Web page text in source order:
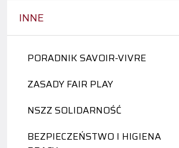
INNE
PORADNIK SAVOIR-VIVRE
ZASADY FAIR PLAY
NSZZ SOLIDARNOŚĆ
BEZPIECZEŃSTWO I HIGIENA